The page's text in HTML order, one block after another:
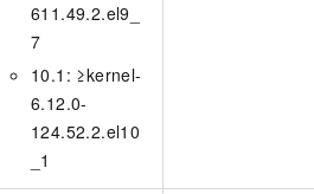
611.49.2.el9_
7
10.1: ≥kernel-
6.12.0-
124.52.2.el10
_1